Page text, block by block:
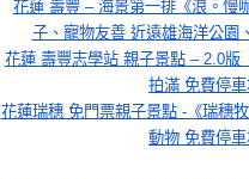
花蓮 壽豐 – 海景第一排《浪。慢
子、寵物友善 近遠雄海洋公園
花蓮 壽豐志學站 親子景點 – 2.0版
拍滿 免費停車
花蓮瑞穗 免門票親子景點 -《瑞穗
動物 免費停